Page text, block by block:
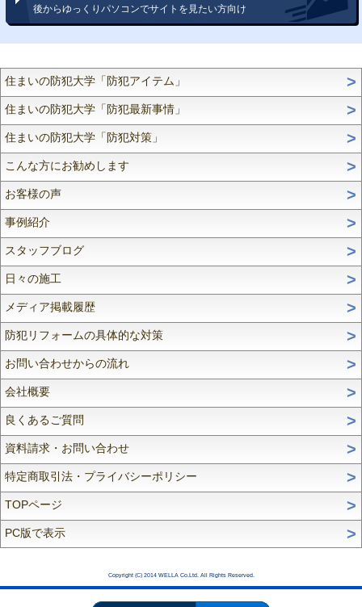
後からゆっくりパソコンでサイトを見たい方向け
住まいの防犯大学「防犯アイテム」
住まいの防犯大学「防犯最新事情」
住まいの防犯大学「防犯対策」
こんな方にお勧めします
お客様の声
事例紹介
スタッフブログ
日々の施工
メディア掲載履歴
防犯リフォームの具体的な対策
お問い合わせからの流れ
会社概要
良くあるご質問
資料請求・お問い合わせ
特定商取引法・プライバシーポリシー
TOPページ
PC版で表示
Copyright (C) 2014 WELLA Co.Ltd. All Rights Reserved.